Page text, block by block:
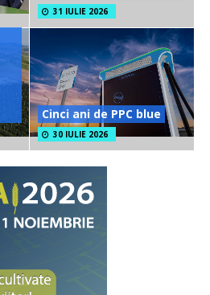
31 IULIE 2026
Cinci ani de PPC blue
30 IULIE 2026